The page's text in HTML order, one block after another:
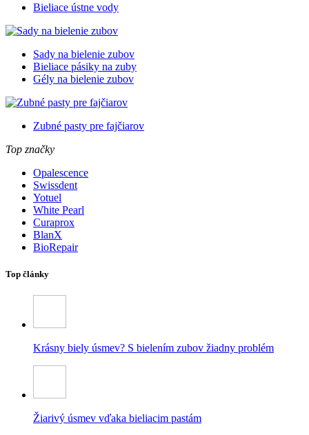
Bieliace ústne vody
Sady na bielenie zubov
Bieliace pásiky na zuby
Gély na bielenie zubov
Zubné pasty pre fajčiarov
Top značky
Opalescence
Swissdent
Yotuel
White Pearl
Curaprox
BlanX
BioRepair
Top články
Krásny biely úsmev? S bielením zubov žiadny problém
Žiarivý úsmev vďaka bieliacim pastám